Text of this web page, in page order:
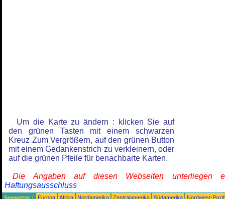
Um die Karte zu ändern : klicken Sie auf
den grünen Tasten mit einem schwarzen
Kreuz Zum Vergrößern, auf den grünen Button
mit einem Gedankenstrich zu verkleinern, oder
auf die grünen Pfeile für benachbarte Karten.
Die Angaben auf diesen Webseiten unterliegen
Haftungsausschluss
Seewetter : Europa Afrika Nordamerika Zentralamerika Südamerika
Nordwest-